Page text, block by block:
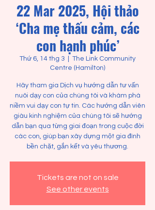
22 Mar 2025, Hội thảo
‘Cha mẹ thấu cảm, các
con hạnh phúc’
Thứ 6, 14 thg 3
The Link Community
Centre (Hamilton)
Hãy tham gia Dịch vụ hướng dẫn tư vấn
nuôi dạy con của chúng tôi và khám phá
niềm vui dạy con tự tin. Các hướng dẫn viên
giàu kinh nghiệm của chúng tôi sẽ hướng
dẫn bạn qua từng giai đoạn trong cuộc đời
các con, giúp bạn xây dựng một gia đình
bền chặt, gắn kết và yêu thương.
Tickets are not on sale
See other events